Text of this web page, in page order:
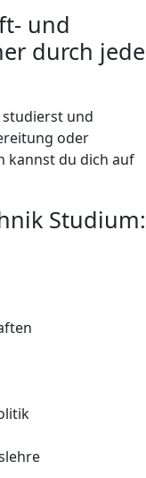
und
durch jede
und
oder
kannst du dich auf
Studium: